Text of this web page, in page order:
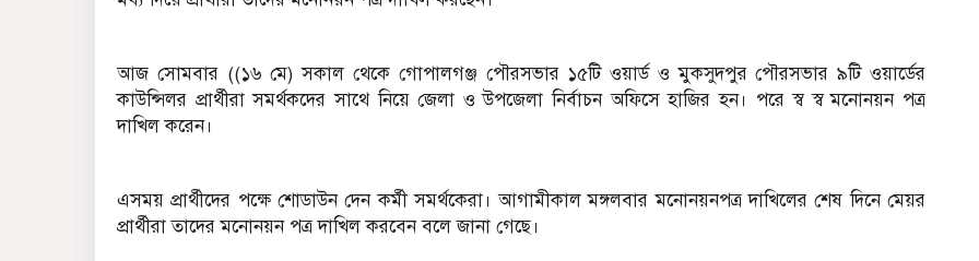
আজ সোমবার ((১৬ মে) সকাল থেকে গোপালগঞ্জ পৌরসভার ১৫টি ওয়ার্ড ও মুকসুদপুর পৌরসভার ৯টি ওয়ার্ডের
কাউন্সিলর প্রার্থীরা সমর্থকদের সাথে নিয়ে জেলা ও উপজেলা নির্বাচন অফিসে হাজির হন। পরে স্ব স্ব মনোনয়ন পত্র
দাখিল করেন।
এসময় প্রার্থীদের পক্ষে শোডাউন দেন কর্মী সমর্থকেরা। আগামীকাল মঙ্গলবার মনোনয়নপত্র দাখিলের শেষ দিনে মেয়র
প্রার্থীরা তাদের মনোনয়ন পত্র দাখিল করবেন বলে জানা গেছে।